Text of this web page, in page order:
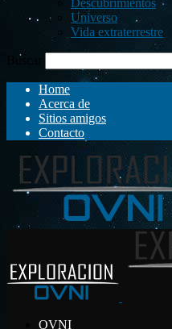
Descubrimientos
Universo
Vida extraterrestre
Buscar
Home
Acerca de
Sitios amigos
Contacto
OVNI